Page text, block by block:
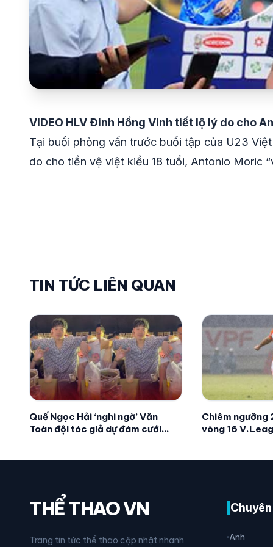
VIDEO HLV Đinh Hồng Vinh tiết lộ lý do cho
Tại buổi phỏng vấn trước buổi tập của U23
do cho tiền vệ việt kiều 18 tuổi, Antonio Moric
TIN TỨC LIÊN QUAN
Quế Ngọc Hải ‘nghi ngờ’ Văn
Toàn đội tóc giả dự đám cưới
Chiêm ngưỡng
vòng 16
THỂ THAO VN
Trang tin tức thể thao cập nhật nhanh Anh